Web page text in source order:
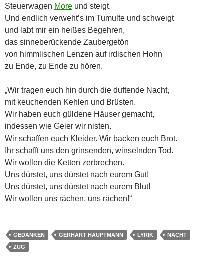
Steuerwagen More und steigt.
Und endlich verweht’s im Tumulte und schweigt
und labt mir ein heißes Begehren,
das sinneberückende Zaubergetön
von himmlischen Lenzen auf irdischen Hohn
zu Ende, zu Ende zu hören.
„Wir tragen euch hin durch die duftende Nacht,
mit keuchenden Kehlen und Brüsten.
Wir haben euch güldene Häuser gemacht,
indessen wie Geier wir nisten.
Wir schaffen euch Kleider. Wir backen euch Brot.
Ihr schafft uns den grinsenden, winselnden Tod.
Wir wollen die Ketten zerbrechen.
Uns dürstet, uns dürstet nach eurem Gut!
Uns dürstet, uns dürstet nach eurem Blut!
Wir wollen uns rächen, uns rächen!“
GEDANKEN GERHART HAUPTMANN LYRIK
NACHT
ZUG